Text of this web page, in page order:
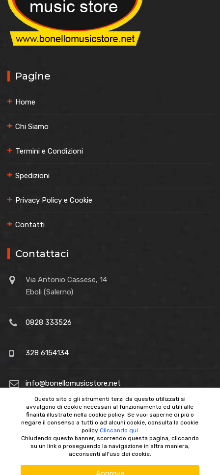
Pagine
Home
Chi Siamo
Termini e Condizioni
Spedizioni
Privacy Policy e Cookie
Contatti
Contattaci
Via Antonio Cassese, 14
Eboli (Salerno)
0828 333526
328 6154134
info@bonellomusicstore.net
Copyright © 2021Bonello music storeP. Iva: 04421650658 -
Powered byFasterBit
Questo sito o gli strumenti terzi da questo utilizzati si
avvalgono di cookie necessari al funzionamento ed utili alle
finalità illustrate nella cookie policy. Se vuoi saperne di più o
negare il consenso a tutti o ad alcuni cookie, consulta la cookie
policyCliccando qui
Chiudendo questo banner, scorrendo questa pagina, cliccando
su un link o proseguendo la navigazione in altra maniera,
acconsenti all'uso dei cookie.